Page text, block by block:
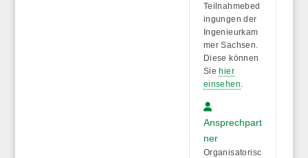
Teilnahmebed
ingungen der
Ingenieurkam
mer Sachsen.
Diese können
Siehier
einsehen
Ansprechpart
ner
Organisatorisc